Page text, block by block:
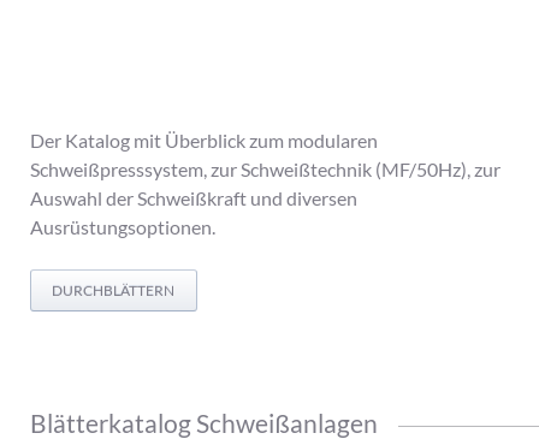
Der Katalog mit Überblick zum modularen
Schweißpresssystem, zur Schweißtechnik (MF/50Hz), zur
Auswahl der Schweißkraft und diversen
Ausrüstungsoptionen.
DURCHBLÄTTERN
Blätterkatalog Schweißanlagen